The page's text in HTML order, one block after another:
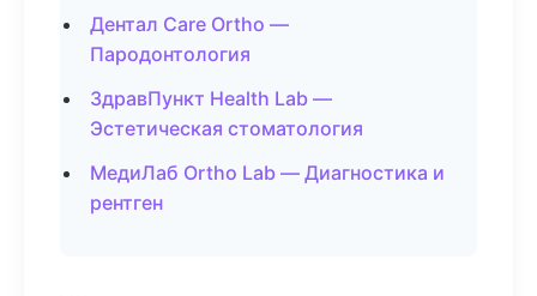
Дентал Care Ortho —
Пародонтология
ЗдравПункт Health Lab —
Эстетическая стоматология
МедиЛаб Ortho Lab — Диагностика и
рентген